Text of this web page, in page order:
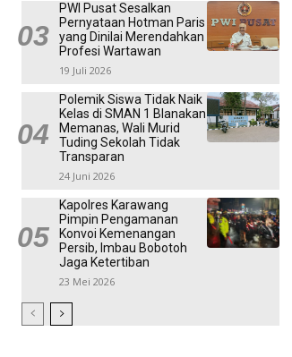
PWI Pusat Sesalkan
Pernyataan Hotman Paris
yang Dinilai Merendahkan
Profesi Wartawan
19 Juli 2026
Polemik Siswa Tidak Naik
Kelas di SMAN 1 Blanakan
Memanas, Wali Murid
Tuding Sekolah Tidak
Transparan
24 Juni 2026
Kapolres Karawang
Pimpin Pengamanan
Konvoi Kemenangan
Persib, Imbau Bobotoh
Jaga Ketertiban
23 Mei 2026